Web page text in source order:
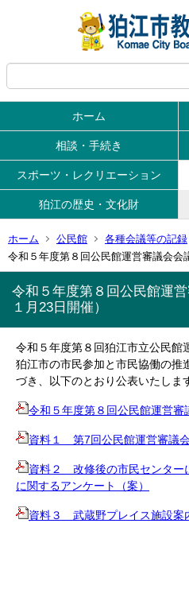
ホーム
相談・手続き
スポーツ・レクリエーション
狛江の歴史・文化財
ホーム 公民館 各種会議等の記録
令和５年度第８回公民館運営審議会会
令和５年度第８回公民館運
１月23日開催）
令和５年度第８回狛江市立公民館
狛江市の市民参加と市民協働の推
づき、以下のとおり公表いたしま
令和５年度第８回公民館運営審
資料１ 第7回公民館運営審議
資料２ 改修後の市民センター
に関するアンケート（案）
資料３ 武蔵野プレイス施設案